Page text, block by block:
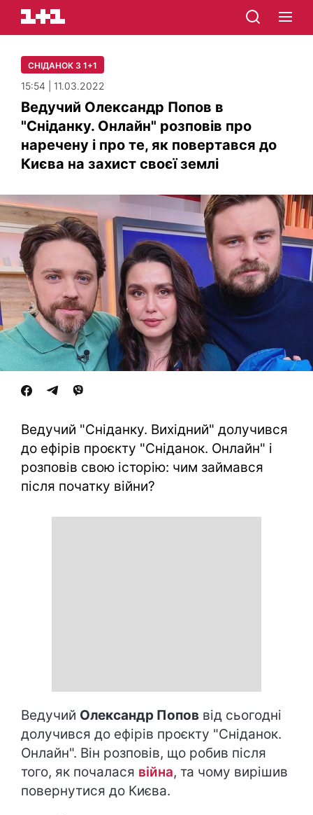
СНІДАНОК З 1+1
15:54 | 11.03.2022
Ведучий Олександр Попов в
"Сніданку. Онлайн" розповів про
наречену і про те, як повертався до
Києва на захист своєї землі
Ведучий "Сніданку. Вихідний" долучився
до ефірів проєкту "Сніданок. Онлайн" і
розповів свою історію: чим займався
після початку війни?
Ведучий Олександр Попов від сьогодні
долучився до ефірів проєкту "Сніданок.
Онлайн". Він розповів, що робив після
того, як почалася війна, та чому вирішив
повернутися до Києва.